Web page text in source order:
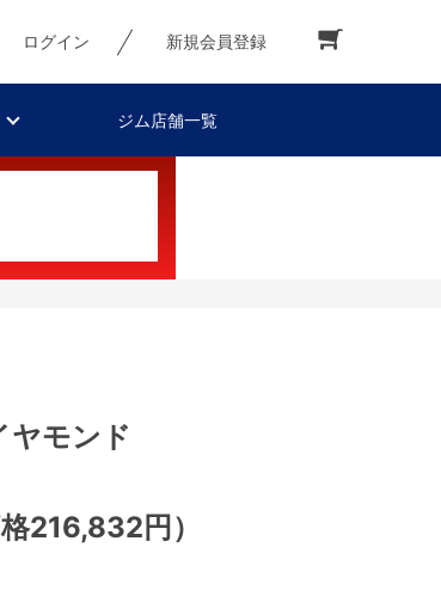
ログイン 新規会員登録
ジム店舗一覧
モンド
格216,832円）